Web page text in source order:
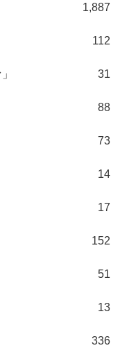
1,887
112
31
88
73
14
17
152
51
13
336